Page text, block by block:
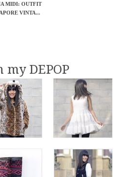
MIDI: OUTFIT
VINTA...
my DEPOP